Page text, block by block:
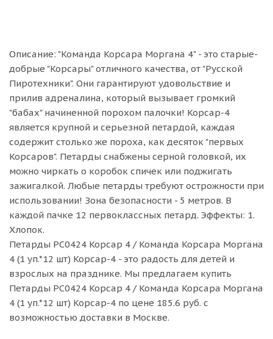
Описание: "Команда Корсара Моргана 4" - это старые-
добрые "Корсары" отличного качества, от "Русской
Пиротехники". Они гарантируют удовольствие и
прилив адреналина, который вызывает громкий
"бабах" начиненной порохом палочки! Корсар-4
является крупной и серьезной петардой, каждая
содержит столько же пороха, как десяток "первых
Корсаров". Петарды снабжены серной головкой, их
можно чиркать о коробок спичек или поджигать
зажигалкой. Любые петарды требуют острожности при
использовании! Зона безопасности - 5 метров. В
каждой пачке 12 первоклассных петард. Эффекты: 1.
Хлопок.
Петарды РС0424 Корсар 4 / Команда Корсара Моргана
4 (1 уп.*12 шт) Корсар-4 - это радость для детей и
взрослых на празднике. Мы предлагаем купить
Петарды РС0424 Корсар 4 / Команда Корсара Моргана
4 (1 уп.*12 шт) Корсар-4 по цене 185.6 руб. с
возможностью доставки в Москве.